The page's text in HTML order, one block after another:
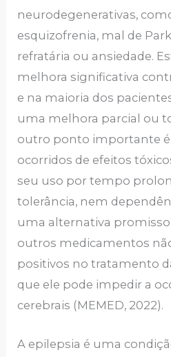
neurodegenerativas,
esquizofrenia, mal de
refratária ou ansiedade.
melhora significativa
e na maioria dos
uma melhora parcial ou
outro ponto importante é
ocorridos de efeitos
seu uso por tempo
tolerância, nem
uma alternativa
outros medicamentos
positivos no tratamento
que ele pode impedir a
cerebrais (MEMED, 2022).
A epilepsia é uma